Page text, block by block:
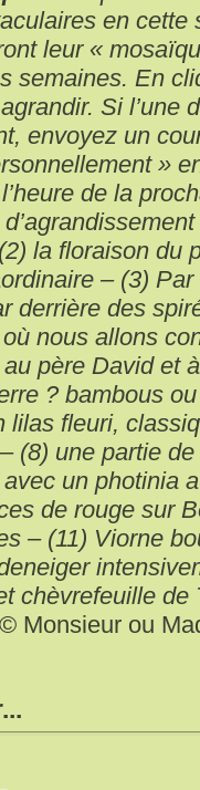
en cette
leur «
semaines. En
Si l’une
envoyez un
»
de la
la floraison du
– (3)
derrière des
où nous allons
père David et
? bambous
fleuri,
(8) une partie
un photinia
de rouge sur
– (11) Viorne
chèvrefeuille de
Monsieur ou